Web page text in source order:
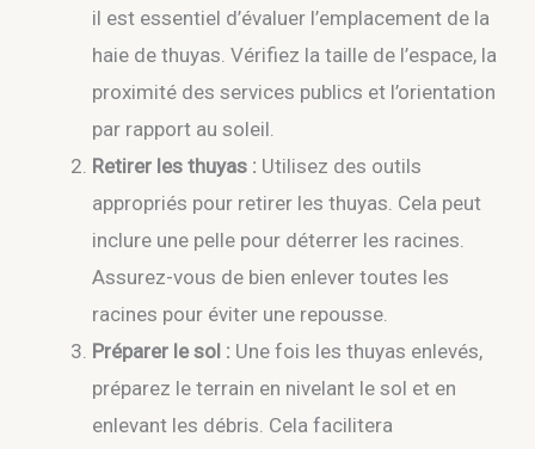
il est essentiel d’évaluer l’emplacement de la
haie de thuyas. Vérifiez la taille de l’espace, la
proximité des services publics et l’orientation
par rapport au soleil.
Retirer les thuyas : Utilisez des outils
appropriés pour retirer les thuyas. Cela peut
inclure une pelle pour déterrer les racines.
Assurez-vous de bien enlever toutes les
racines pour éviter une repousse.
Préparer le sol : Une fois les thuyas enlevés,
préparez le terrain en nivelant le sol et en
enlevant les débris. Cela facilitera